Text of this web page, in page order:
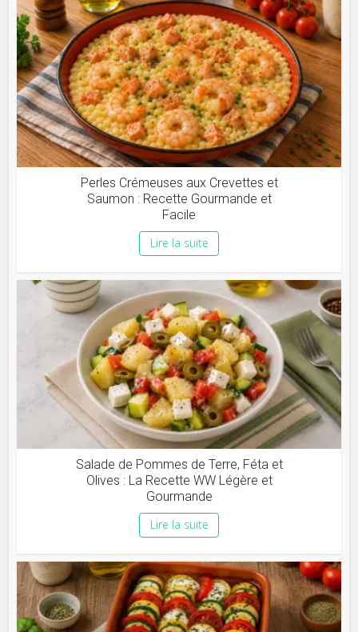
Perles Crémeuses aux Crevettes et
Saumon : Recette Gourmande et
Facile
Lire la suite
Salade de Pommes de Terre, Féta et
Olives : La Recette WW Légère et
Gourmande
Lire la suite